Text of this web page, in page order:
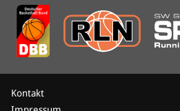
Kontakt